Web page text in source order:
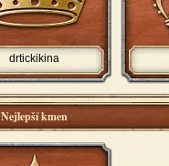
drtickikina
Nejlepší kmen